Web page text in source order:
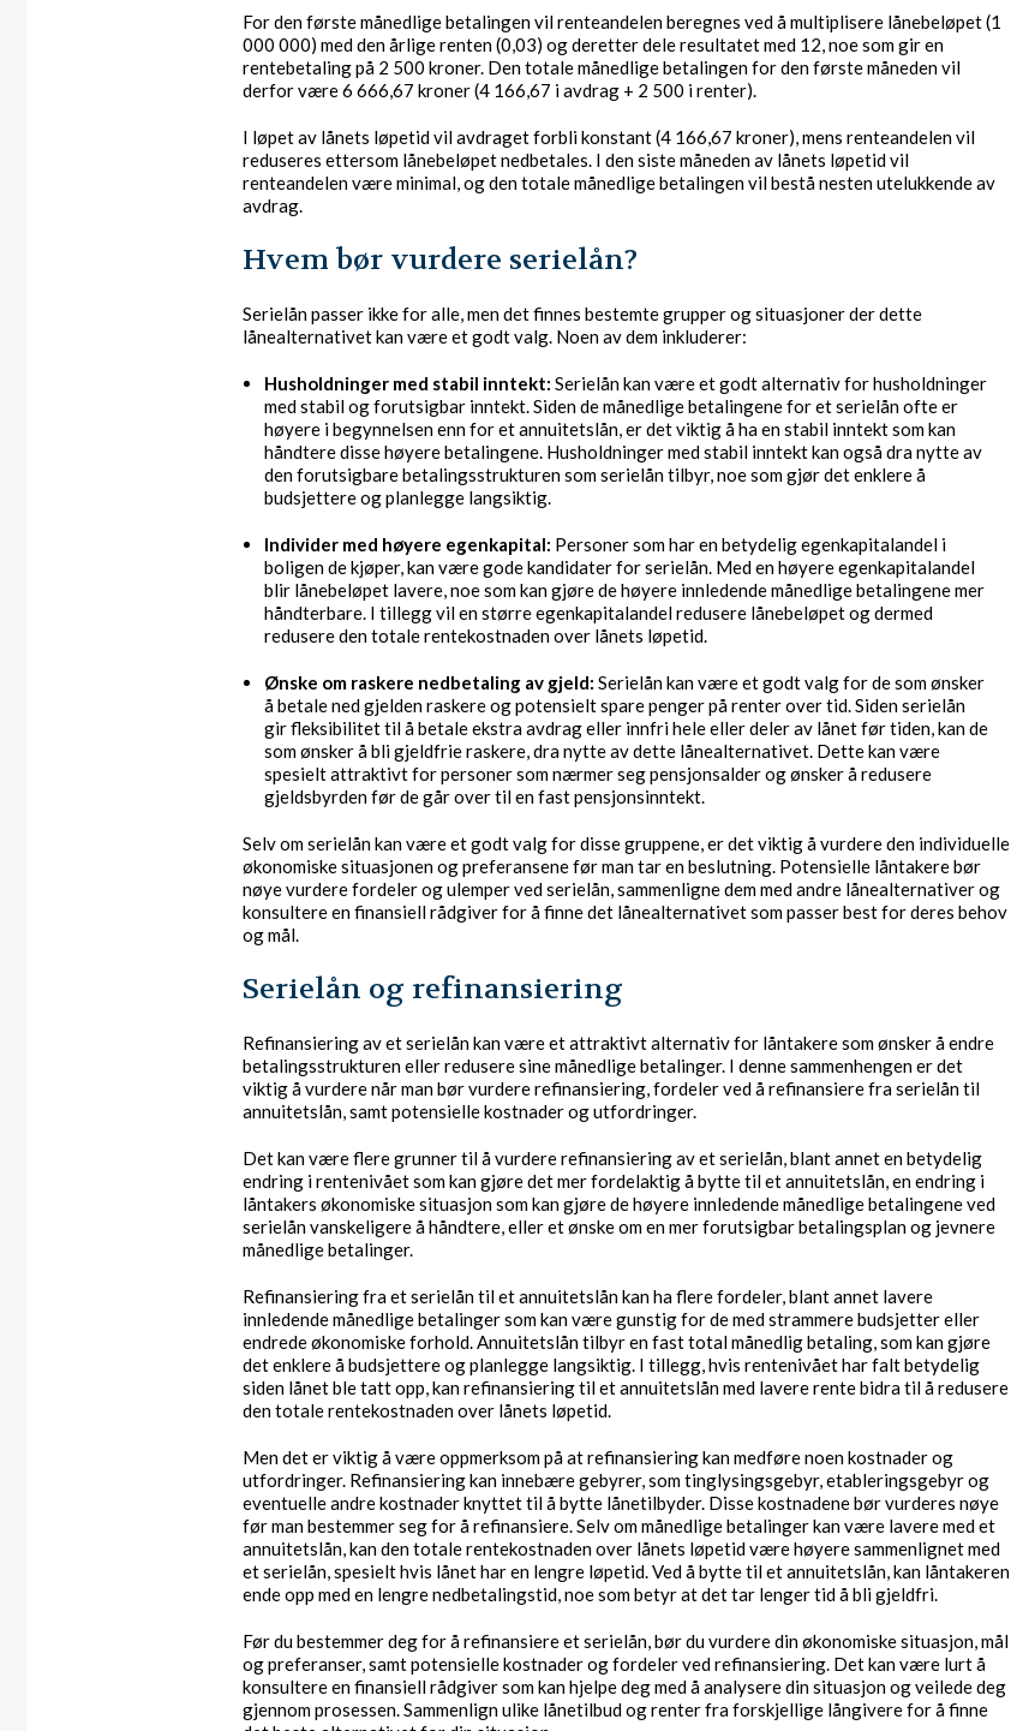
For den første månedlige betalingen vil renteandelen beregnes ved å multiplisere lånebeløpet (1
000 000) med den årlige renten (0,03) og deretter dele resultatet med 12, noe som gir en
rentebetaling på 2 500 kroner. Den totale månedlige betalingen for den første måneden vil
derfor være 6 666,67 kroner (4 166,67 i avdrag + 2 500 i renter).
I løpet av lånets løpetid vil avdraget forbli konstant (4 166,67 kroner), mens renteandelen vil
reduseres ettersom lånebeløpet nedbetales. I den siste måneden av lånets løpetid vil
renteandelen være minimal, og den totale månedlige betalingen vil bestå nesten utelukkende av
avdrag.
Hvem bør vurdere serielån?
Serielån passer ikke for alle, men det finnes bestemte grupper og situasjoner der dette
lånealternativet kan være et godt valg. Noen av dem inkluderer:
Husholdninger med stabil inntekt: Serielån kan være et godt alternativ for husholdninger
med stabil og forutsigbar inntekt. Siden de månedlige betalingene for et serielån ofte er
høyere i begynnelsen enn for et annuitetslån, er det viktig å ha en stabil inntekt som kan
håndtere disse høyere betalingene. Husholdninger med stabil inntekt kan også dra nytte av
den forutsigbare betalingsstrukturen som serielån tilbyr, noe som gjør det enklere å
budsjettere og planlegge langsiktig.
Individer med høyere egenkapital: Personer som har en betydelig egenkapitalandel i
boligen de kjøper, kan være gode kandidater for serielån. Med en høyere egenkapitalandel
blir lånebeløpet lavere, noe som kan gjøre de høyere innledende månedlige betalingene mer
håndterbare. I tillegg vil en større egenkapitalandel redusere lånebeløpet og dermed
redusere den totale rentekostnaden over lånets løpetid.
Ønske om raskere nedbetaling av gjeld: Serielån kan være et godt valg for de som ønsker
å betale ned gjelden raskere og potensielt spare penger på renter over tid. Siden serielån
gir fleksibilitet til å betale ekstra avdrag eller innfri hele eller deler av lånet før tiden, kan de
som ønsker å bli gjeldfrie raskere, dra nytte av dette lånealternativet. Dette kan være
spesielt attraktivt for personer som nærmer seg pensjonsalder og ønsker å redusere
gjeldsbyrden før de går over til en fast pensjonsinntekt.
Selv om serielån kan være et godt valg for disse gruppene, er det viktig å vurdere den individuelle
økonomiske situasjonen og preferansene før man tar en beslutning. Potensielle låntakere bør
nøye vurdere fordeler og ulemper ved serielån, sammenligne dem med andre lånealternativer og
konsultere en finansiell rådgiver for å finne det lånealternativet som passer best for deres behov
og mål.
Serielån og refinansiering
Refinansiering av et serielån kan være et attraktivt alternativ for låntakere som ønsker å endre
betalingsstrukturen eller redusere sine månedlige betalinger. I denne sammenhengen er det
viktig å vurdere når man bør vurdere refinansiering, fordeler ved å refinansiere fra serielån til
annuitetslån, samt potensielle kostnader og utfordringer.
Det kan være flere grunner til å vurdere refinansiering av et serielån, blant annet en betydelig
endring i rentenivået som kan gjøre det mer fordelaktig å bytte til et annuitetslån, en endring i
låntakers økonomiske situasjon som kan gjøre de høyere innledende månedlige betalingene ved
serielån vanskeligere å håndtere, eller et ønske om en mer forutsigbar betalingsplan og jevnere
månedlige betalinger.
Refinansiering fra et serielån til et annuitetslån kan ha flere fordeler, blant annet lavere
innledende månedlige betalinger som kan være gunstig for de med strammere budsjetter eller
endrede økonomiske forhold. Annuitetslån tilbyr en fast total månedlig betaling, som kan gjøre
det enklere å budsjettere og planlegge langsiktig. I tillegg, hvis rentenivået har falt betydelig
siden lånet ble tatt opp, kan refinansiering til et annuitetslån med lavere rente bidra til å redusere
den totale rentekostnaden over lånets løpetid.
Men det er viktig å være oppmerksom på at refinansiering kan medføre noen kostnader og
utfordringer. Refinansiering kan innebære gebyrer, som tinglysingsgebyr, etableringsgebyr og
eventuelle andre kostnader knyttet til å bytte lånetilbyder. Disse kostnadene bør vurderes nøye
før man bestemmer seg for å refinansiere. Selv om månedlige betalinger kan være lavere med et
annuitetslån, kan den totale rentekostnaden over lånets løpetid være høyere sammenlignet med
et serielån, spesielt hvis lånet har en lengre løpetid. Ved å bytte til et annuitetslån, kan låntakeren
ende opp med en lengre nedbetalingstid, noe som betyr at det tar lenger tid å bli gjeldfri.
Før du bestemmer deg for å refinansiere et serielån, bør du vurdere din økonomiske situasjon, mål
og preferanser, samt potensielle kostnader og fordeler ved refinansiering. Det kan være lurt å
konsultere en finansiell rådgiver som kan hjelpe deg med å analysere din situasjon og veilede deg
gjennom prosessen. Sammenlign ulike lånetilbud og renter fra forskjellige långivere for å finne